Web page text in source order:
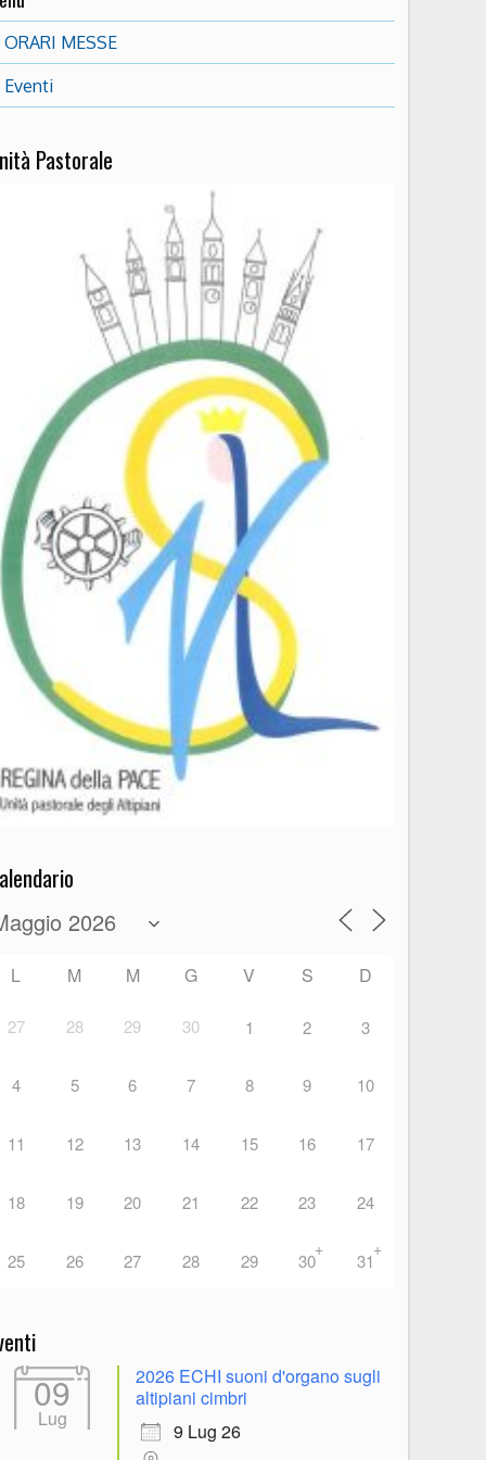
ORARI MESSE
Eventi
Pastorale
L M M G V S D
27 28 29 30 1 2 3
4 5 6 7 8 9 10
11 12 13 14 15 16 17
18 19 20 21 22 23 24
25 26 27 28 29 30
+
31
+
09
Lug
2026 ECHI suoni d'organo sugli
altipiani cimbri
9 Lug 26